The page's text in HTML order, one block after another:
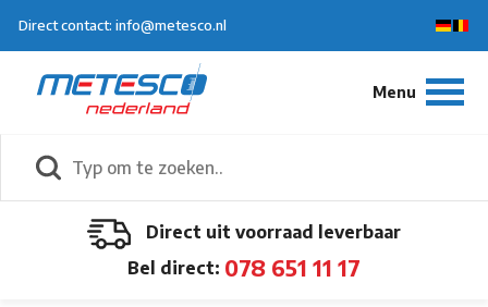
Direct contact: info@metesco.nl
Direct uit voorraad leverbaar
Bel direct: 078 651 11 17